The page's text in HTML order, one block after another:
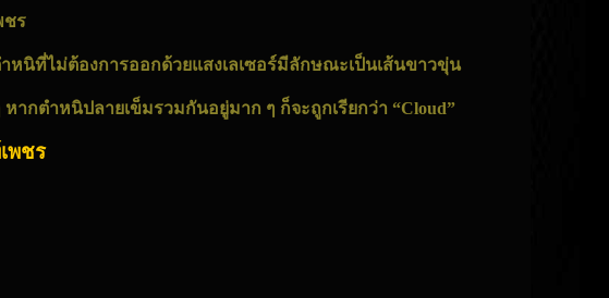
ชร
ำหนิที่ไม่ต้องการออกด้วยแสงเลเซอร์มีลักษณะเป็นเส้นขาวขุ่น
ากตำหนิปลายเข็มรวมกันอยู่มาก ๆ ก็จะถูกเรียกว่า “Cloud”
พชร